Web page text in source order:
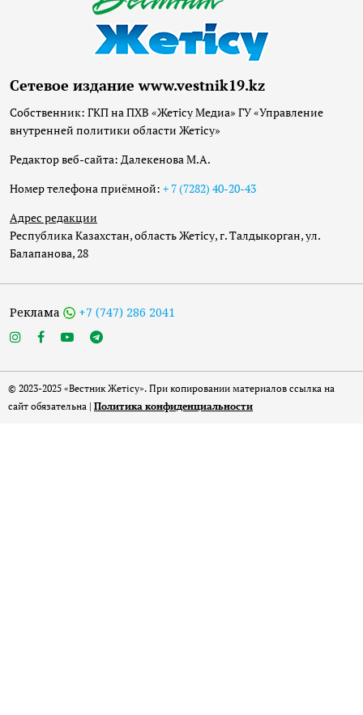
Сетевое издание www.vestnik19.kz
Собственник: ГКП на ПХВ «Жетісу Медиа» ГУ «Управление
внутренней политики области Жетісу»
Редактор веб-сайта: Далекенова М.А.
Номер телефона приёмной: + 7 (7282) 40-20-43
Адрес редакции
Республика Казахстан, область Жетісу, г. Талдыкорган, ул.
Балапанова, 28
Реклама +7 (747) 286 2041
© 2023-2025 «Вестник Жетісу». При копировании материалов ссылка на
сайт обязательна | Политика конфиденциальности